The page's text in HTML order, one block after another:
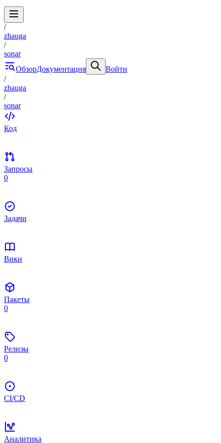
/
zhauga
/
sonar
ОбзорДокументация
Войти
/
zhauga
/
sonar
Код
Запросы
0
Задачи
Вики
Пакеты
0
Релизы
0
CI/CD
Аналитика